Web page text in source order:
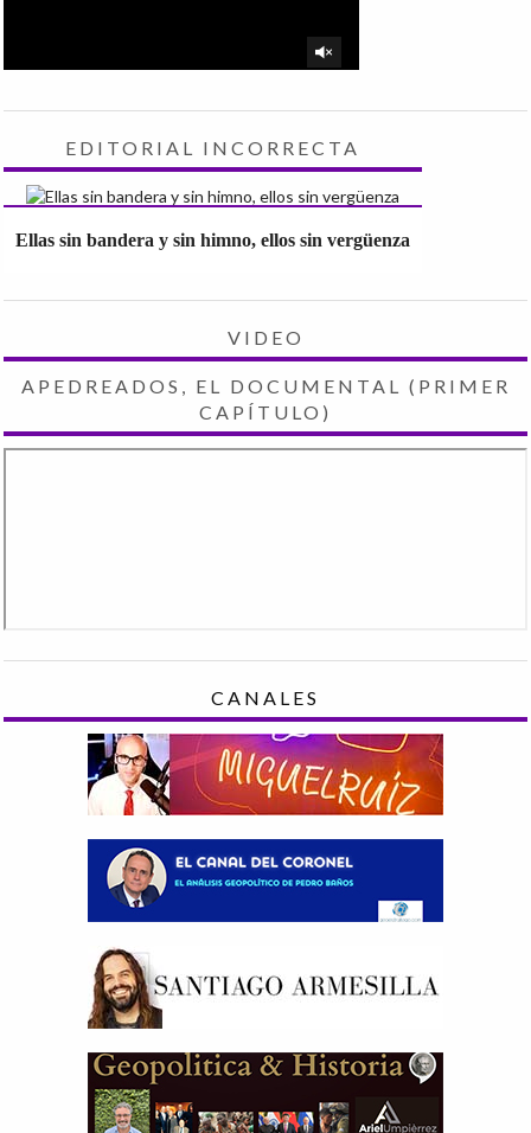
EDITORIAL INCORRECTA
Ellas sin bandera y sin himno, ellos sin vergüenza
VIDEO
APEDREADOS, EL DOCUMENTAL (PRIMER
CAPÍTULO)
CANALES